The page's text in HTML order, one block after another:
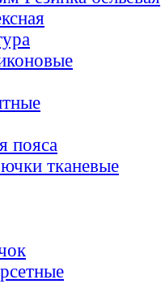
пояса
тканевые